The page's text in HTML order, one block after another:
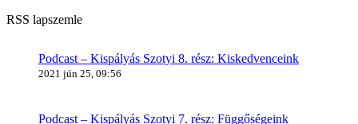
RSS lapszemle
Podcast – Kispályás Szotyi 8. rész: Kiskedvenceink
2021 jún 25, 09:56
Podcast – Kispályás Szotyi 7. rész: Függőségeink